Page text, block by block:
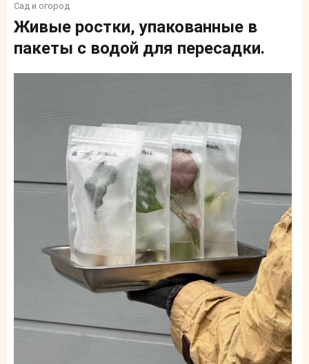
Сад и огород
Живые ростки, упакованные в
пакеты с водой для пересадки.